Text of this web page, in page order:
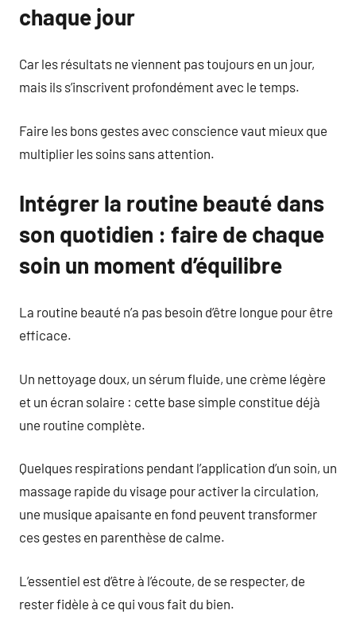
chaque jour
Car les résultats ne viennent pas toujours en un jour,
mais ils s’inscrivent profondément avec le temps.
Faire les bons gestes avec conscience vaut mieux que
multiplier les soins sans attention.
Intégrer la routine beauté dans
son quotidien : faire de chaque
soin un moment d’équilibre
La routine beauté n’a pas besoin d’être longue pour être
efficace.
Un nettoyage doux, un sérum fluide, une crème légère
et un écran solaire : cette base simple constitue déjà
une routine complète.
Quelques respirations pendant l’application d’un soin, un
massage rapide du visage pour activer la circulation,
une musique apaisante en fond peuvent transformer
ces gestes en parenthèse de calme.
L’essentiel est d’être à l’écoute, de se respecter, de
rester fidèle à ce qui vous fait du bien.